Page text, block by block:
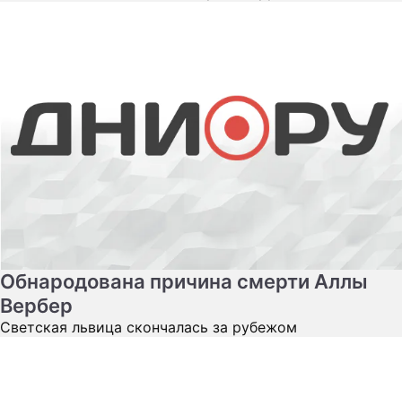
Обнародована причина смерти Аллы
Вербер
Светская львица скончалась за рубежом